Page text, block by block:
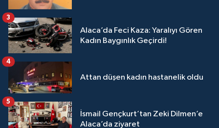
Alaca’da Feci Kaza: Yaralıyı Gören
Kadın Baygınlık Geçirdi!
3
Attan düşen kadın hastanelik oldu
4
İsmail Gençkurt’tan Zeki Dilmen’e
Alaca’da ziyaret
5